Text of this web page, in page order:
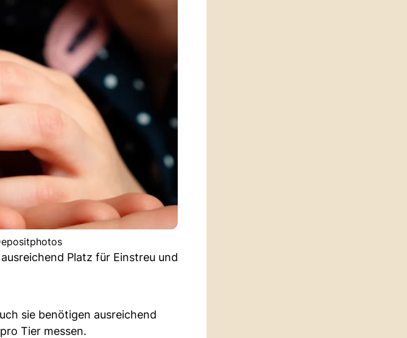
Platz für Einstreu und
sie benötigen ausreichend
Tier messen.